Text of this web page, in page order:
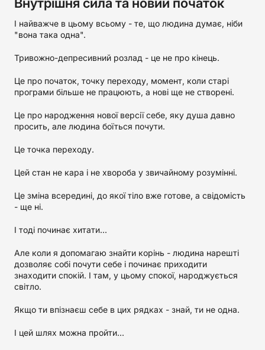
І найважче в цьому всьому - те, що людина думає, ніби
"вона така одна".
Тривожно-депресивний розлад - це не про кінець.
Це про початок, точку переходу, момент, коли старі
програми більше не працюють, а нові ще не створені.
Це про народження нової версії себе, яку душа давно
просить, але людина боїться почути.
Це точка переходу.
Цей стан не кара і не хвороба у звичайному розумінні.
Це зміна всередині, до якої тіло вже готове, а свідомість
- ще ні.
І тоді починає хитати...
Але коли я допомагаю знайти корінь - людина нарешті
дозволяє собі почути себе і починає приходити
знаходити спокій. І там, у цьому спокої, народжується
світло.
Якщо ти впізнаєш себе в цих рядках - знай, ти не одна.
І цей шлях можна пройти...